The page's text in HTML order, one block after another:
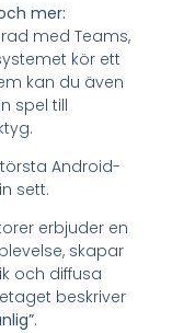
mer:
med Teams,
kör ett
kan du även
spel till
Android-
sett.
erbjuder en
skapar
och diffusa
beskriver
.